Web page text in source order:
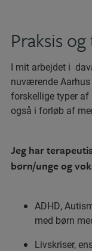
Praksis
I mit arbejdet i
nuværende
forskellige typer
også i forløb af
Jeg har
børn/unge og
ADHD,
med børn
Livskriser,